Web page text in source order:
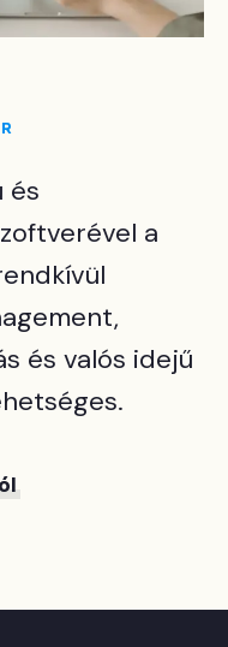
és
a
és valós idejű